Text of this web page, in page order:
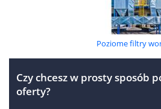
Poziome filtry
Czy chcesz w prosty sposób
oferty?